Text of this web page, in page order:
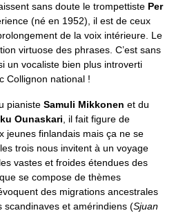
sans doute le trompettiste Per
(né en 1952), il est de ceux
de la voix intérieure. Le
virtuose des phrases. C’est sans
un vocaliste bien plus introverti
Collignon national !
pianiste Samuli Mikkonen et du
Ounaskari, il fait figure de
jeunes finlandais mais ça ne se
trois nous invitent à un voyage
vastes et froides étendues des
se compose de thèmes
des migrations ancestrales
scandinaves et amérindiens (Sjuan